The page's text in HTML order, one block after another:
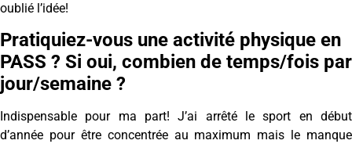
oublié l’idée!
Pratiquiez-vous une activité physique en
PASS ? Si oui, combien de temps/fois par
jour/semaine ?
Indispensable pour ma part! J’ai arrêté le sport en début
d’année pour être concentrée au maximum mais le manque